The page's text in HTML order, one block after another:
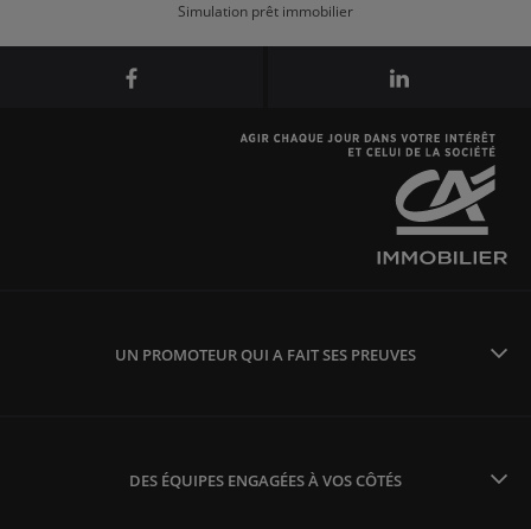
Simulation prêt immobilier
UN PROMOTEUR QUI A FAIT SES PREUVES
DES ÉQUIPES ENGAGÉES À VOS CÔTÉS